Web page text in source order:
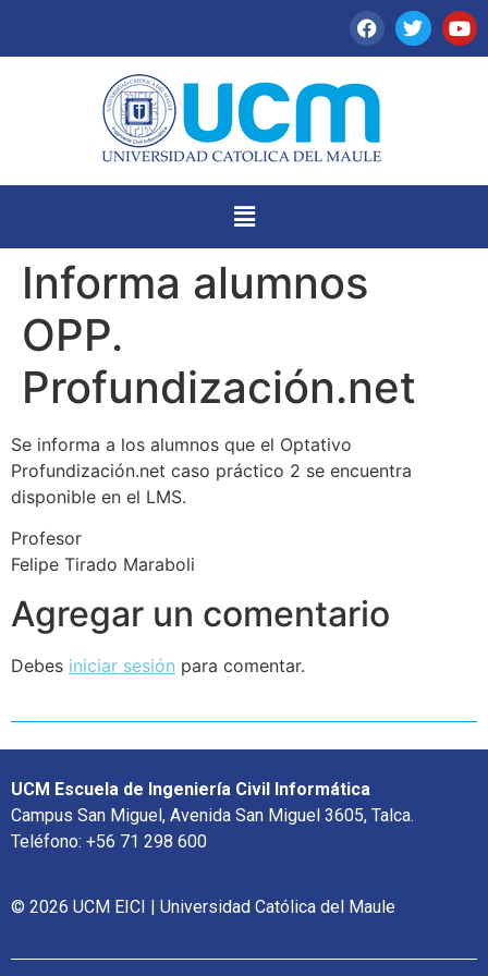
Informa alumnos
OPP.
Profundización.net
Se informa a los alumnos que el Optativo
Profundización.net caso práctico 2 se encuentra
disponible en el LMS.
Profesor
Felipe Tirado Maraboli
Agregar un comentario
Debes iniciar sesión para comentar.
UCM Escuela de Ingeniería Civil Informática
Campus San Miguel, Avenida San Miguel 3605, Talca.
Teléfono: +56 71 298 600
© 2026 UCM EICI | Universidad Católica del Maule